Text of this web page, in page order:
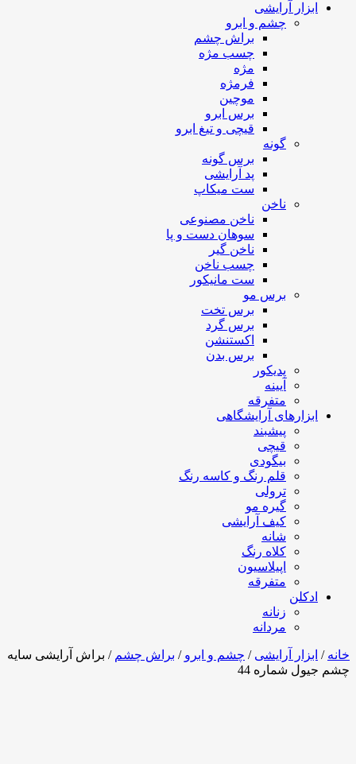
ابزار آرایشی
چشم و ابرو
براش چشم
چسب مژه
مژه
فرمژه
موچین
برس ابرو
قیچی و تیغ ابرو
گونه
برس گونه
پد آرایشی
ست میکاپ
ناخن
ناخن مصنوعی
سوهان دست و پا
ناخن گیر
چسب ناخن
ست مانیکور
برس مو
برس تخت
برس گرد
اکستنشن
برس بدن
پدیکور
آیینه
متفرقه
ابزارهای آرایشگاهی
پیشبند
قیچی
بیگودی
قلم رنگ و کاسه رنگ
ترولی
گیره مو
کیف آرایشی
شانه
کلاه رنگ
اپیلاسیون
متفرقه
ادکلن
زنانه
مردانه
خانه / ابزار آرایشی / چشم و ابرو / براش چشم / براش آرایشی سایه
چشم جیول شماره 44